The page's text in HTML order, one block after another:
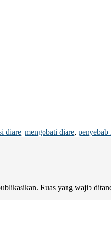
diare, mengobati diare, penyebab
Ruas yang wajib